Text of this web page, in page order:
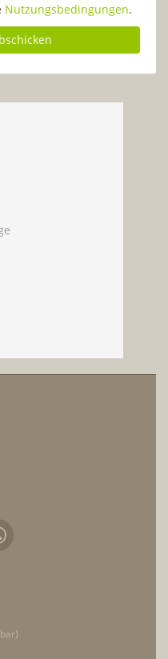
Nutzungsbedingungen.